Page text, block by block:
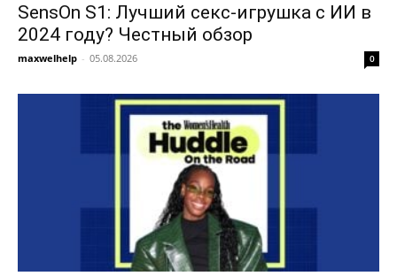
SensOn S1: Лучший секс-игрушка с ИИ в
2024 году? Честный обзор
maxwelhelp - 05.08.2026 0